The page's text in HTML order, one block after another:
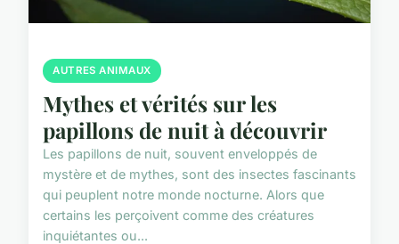
AUTRES ANIMAUX
Mythes et vérités sur les
papillons de nuit à découvrir
Les papillons de nuit, souvent enveloppés de
mystère et de mythes, sont des insectes fascinants
qui peuplent notre monde nocturne. Alors que
certains les perçoivent comme des créatures
inquiétantes ou...